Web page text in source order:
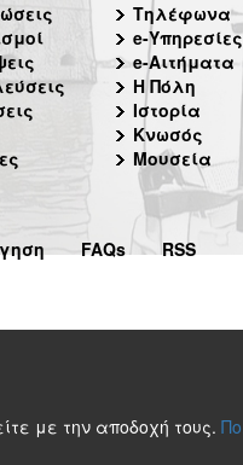
Τηλέφωνα
e-Υπηρεσίες
e-Αιτήματα
Η Πόλη
Ιστορία
Κνωσός
Μουσεία
FAQs RSS
με την αποδοχή τους.